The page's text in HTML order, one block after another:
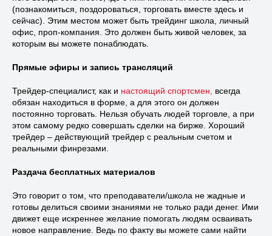
(познакомиться, поздороваться, торговать вместе здесь и
сейчас). Этим местом может быть трейдинг школа, личный
офис, проп-компания. Это должен быть живой человек, за
которым вы можете понаблюдать.
Прямые эфиры и запись трансляций
Трейдер-специалист, как и настоящий спортсмен, всегда
обязан находиться в форме, а для этого он должен
постоянно торговать. Нельзя обучать людей торговле, а при
этом самому редко совершать сделки на бирже. Хороший
трейдер – действующий трейдер с реальным счетом и
реальными финрезами.
Раздача бесплатных материалов
Это говорит о том, что преподаватели/школа не жадные и
готовы делиться своими знаниями не только ради денег. Ими
движет еще искреннее желание помогать людям осваивать
новое направление. Ведь по факту вы можете сами найти